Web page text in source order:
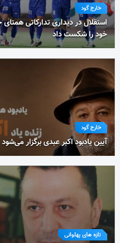
خارج گود
استقلال در دیداری تدارکاتی همتای
خود را شکست داد
خارج گود
آیین یادبود اکبر عبدی برگزار می‌شود
تازه های پهلوانی